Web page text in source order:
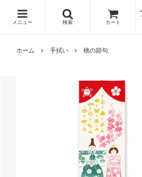
メニュー 検索 カート
ホーム 手拭い 桃の節句